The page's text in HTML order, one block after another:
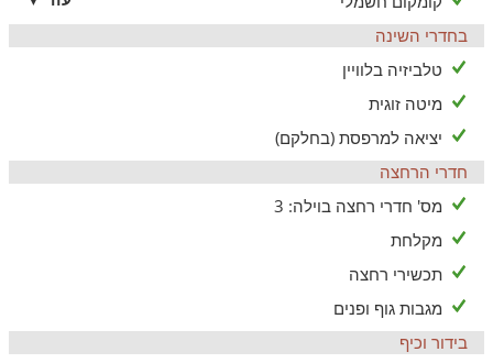
בחדרי השינה
טלביזיה בלוויין
מיטה זוגית
יציאה למרפסת (בחלקם)
חדרי הרחצה
מס' חדרי רחצה בוילה: 3
מקלחת
תכשירי רחצה
מגבות גוף ופנים
בידור וכיף